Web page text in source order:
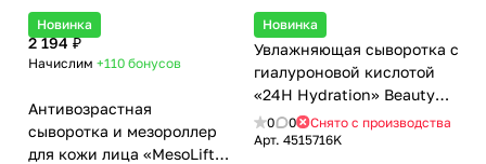
Новинка
2 194 ₽
Начислим +110 бонусов
Антивозрастная
сыворотка и мезороллер
для кожи лица «MesoLift
Новинка
Увлажняющая сыворотка с
гиалуроновой кислотой
«24H Hydration» Beauty
Style (Бьюти Стайл) - 2 мл
х 10 шт
0 0
Снято с производства
Арт. 4515716K